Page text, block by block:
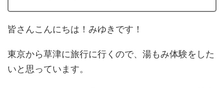
皆さんこんにちは！みゆきです！
東京から草津に旅行に行くので、湯もみ体験をした
いと思っています。